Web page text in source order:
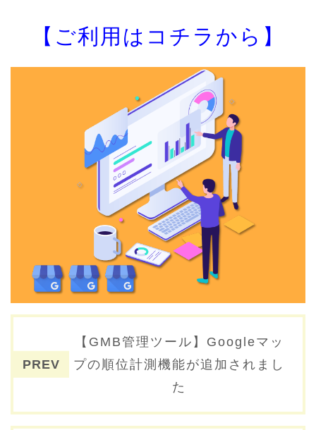
【ご利用はコチラから】
【GMB管理ツール】Googleマッ
プの順位計測機能が追加されまし
た